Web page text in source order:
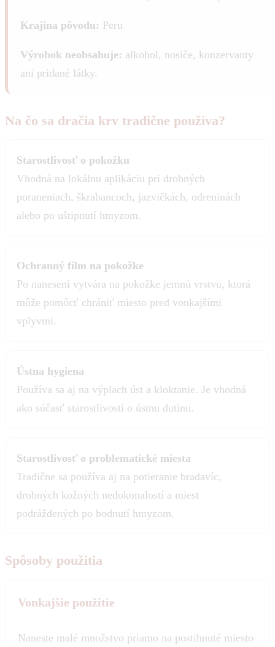
Krajina pôvodu: Peru
Výrobok neobsahuje: alkohol, nosiče, konzervanty
ani pridané látky.
Na čo sa dračia krv tradične používa?
Starostlivosť o pokožku
Vhodná na lokálnu aplikáciu pri drobných
poraneniach, škrabancoch, jazvičkách, odreninách
alebo po uštipnutí hmyzom.
Ochranný film na pokožke
Po nanesení vytvára na pokožke jemnú vrstvu, ktorá
môže pomôcť chrániť miesto pred vonkajšími
vplyvmi.
Ústna hygiena
Používa sa aj na výplach úst a kloktanie. Je vhodná
ako súčasť starostlivosti o ústnu dutinu.
Starostlivosť o problematické miesta
Tradične sa používa aj na potieranie bradavíc,
drobných kožných nedokonalostí a miest
podráždených po bodnutí hmyzom.
Spôsoby použitia
Vonkajšie použitie
Naneste malé množstvo priamo na postihnuté miesto